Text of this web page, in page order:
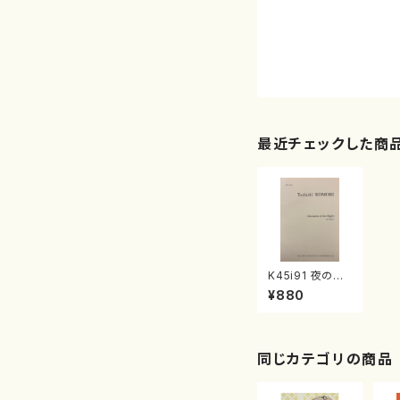
最近チェックした商
K45i91 夜の瞬
間（ピアノ/小森
俊明/楽譜）
¥880
同じカテゴリの商品